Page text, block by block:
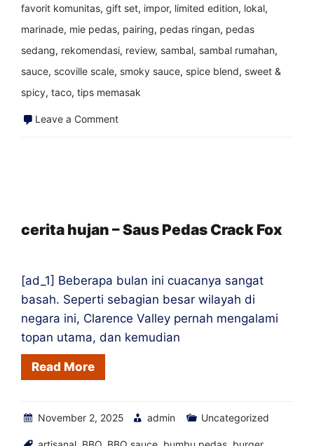
favorit komunitas, gift set, impor, limited edition, lokal,
marinade, mie pedas, pairing, pedas ringan, pedas
sedang, rekomendasi, review, sambal, sambal rumahan,
sauce, scoville scale, smoky sauce, spice blend, sweet &
spicy, taco, tips memasak
Leave a Commenton
—
Crack
Fox
cerita hujan – Saus Pedas Crack Fox
[ad_1] Beberapa bulan ini cuacanya sangat
basah. Seperti sebagian besar wilayah di
negara ini, Clarence Valley pernah mengalami
topan utama, dan kemudian
Read More
November 2, 2025 admin Uncategorized